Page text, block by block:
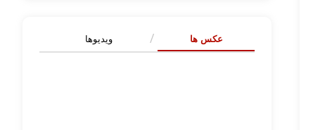
عکس ها ویدیوها